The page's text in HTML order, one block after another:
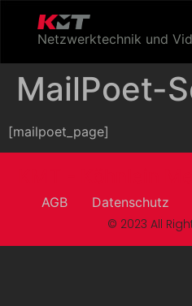
Netzwerktechnik und
MailPoet-
[mailpoet_page]
AGB Datenschutz
© 2023 All